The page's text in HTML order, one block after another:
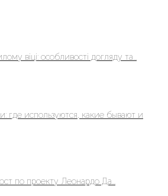
віці: особливості догляду та...
где используются, какие бывают и
по проекту Леонардо Да...